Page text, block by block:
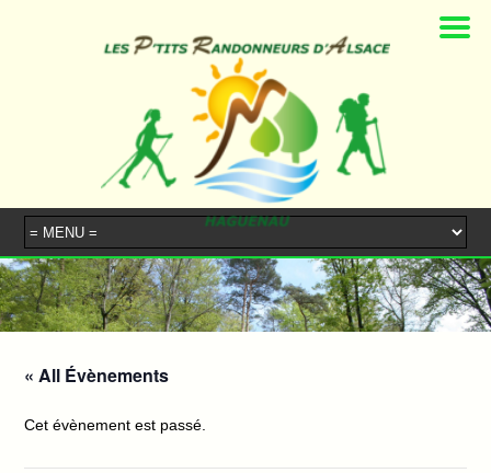
« All Évènements
Cet évènement est passé.